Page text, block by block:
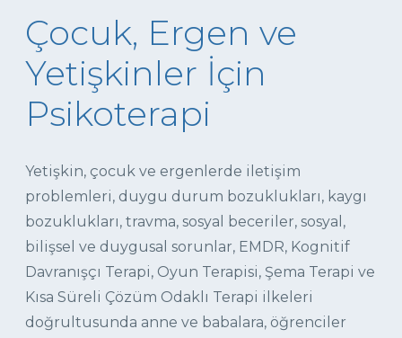
Çocuk, Ergen ve
Yetişkinler İçin
Psikoterapi
Yetişkin, çocuk ve ergenlerde iletişim
problemleri, duygu durum bozuklukları, kaygı
bozuklukları, travma, sosyal beceriler, sosyal,
bilişsel ve duygusal sorunlar, EMDR, Kognitif
Davranışçı Terapi, Oyun Terapisi, Şema Terapi ve
Kısa Süreli Çözüm Odaklı Terapi ilkeleri
doğrultusunda anne ve babalara, öğrenciler